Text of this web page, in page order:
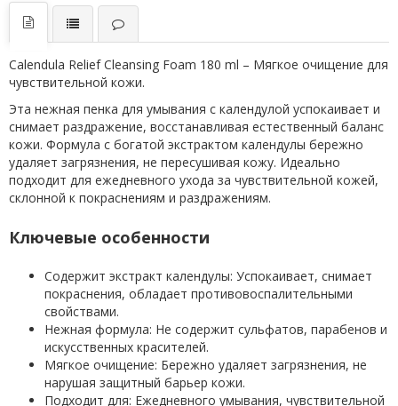
Calendula Relief Cleansing Foam 180 ml – Мягкое очищение для
чувствительной кожи.
Эта нежная пенка для умывания с календулой успокаивает и
снимает раздражение, восстанавливая естественный баланс
кожи. Формула с богатой экстрактом календулы бережно
удаляет загрязнения, не пересушивая кожу. Идеально
подходит для ежедневного ухода за чувствительной кожей,
склонной к покраснениям и раздражениям.
Ключевые особенности
Содержит экстракт календулы: Успокаивает, снимает
покраснения, обладает противовоспалительными
свойствами.
Нежная формула: Не содержит сульфатов, парабенов и
искусственных красителей.
Мягкое очищение: Бережно удаляет загрязнения, не
нарушая защитный барьер кожи.
Подходит для: Ежедневного умывания, чувствительной